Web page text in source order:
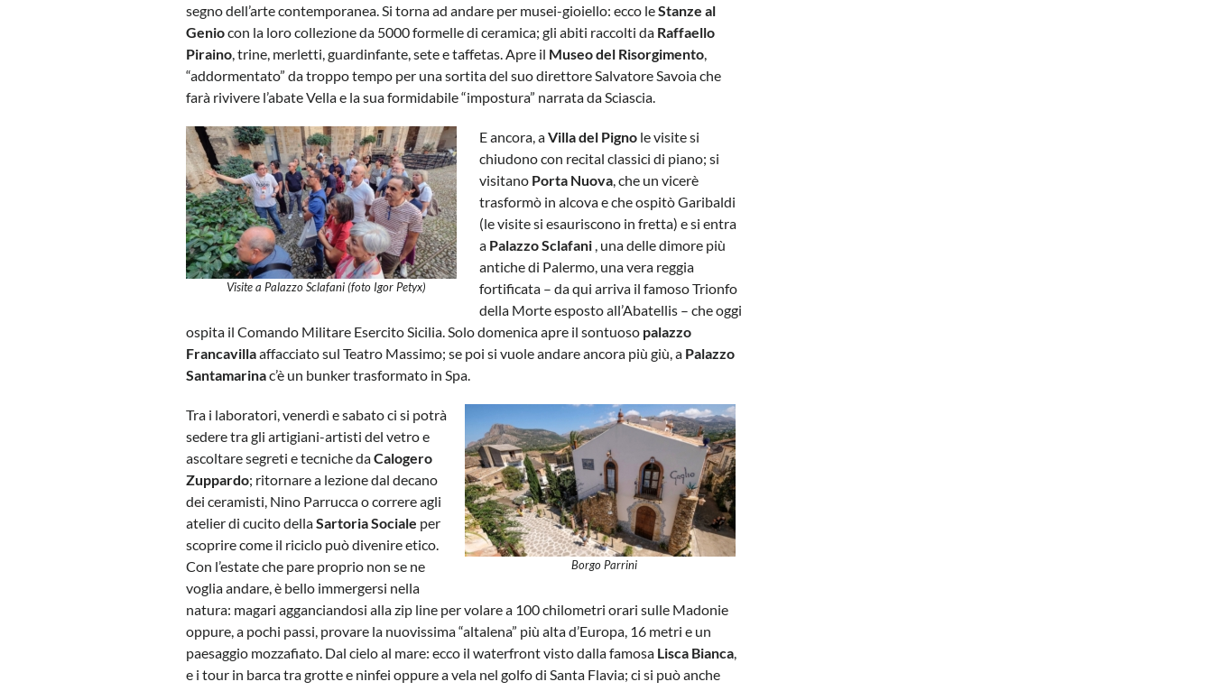
segno dell’arte contemporanea. Si torna ad andare per musei-gioiello: ecco leStanze al
Geniocon la loro collezione da 5000 formelle di ceramica; gli abiti raccolti da Raffaello
Piraino , trine, merletti, guardinfante, sete e taffetas. Apre il Museo del Risorgimento
“addormentato” da troppo tempo per una sortita del suo direttore Salvatore Savoia che
farà rivivere l’abate Vella e la sua formidabile “impostura” narrata da Sciascia.
Visite a Palazzo Sclafani (foto Igor Petyx)
E ancora, aVilla del Pigno le visite si
chiudono con recital classici di piano; si
visitano Porta Nuova , che un vicerè
trasformò in alcova e che ospitò Garibaldi
(le visite si esauriscono in fretta) e si entra
a Palazzo Sclafani , una delle dimore più
antiche di Palermo, una vera reggia
fortificata – da qui arriva il famoso Trionfo
della Morte esposto all’Abatellis – che oggi
ospita il Comando Militare Esercito Sicilia. Solo domenica apre il sontuoso palazzo
Francavillaaffacciato sul Teatro Massimo; se poi si vuole andare ancora più giù, a Palazzo
Santamarinac’è un bunker trasformato in Spa.
Borgo Parrini
Tra i laboratori, venerdì e sabato ci si potrà
sedere tra gli artigiani-artisti del vetro e
ascoltare segreti e tecniche daCalogero
Zuppardo; ritornare a lezione dal decano
dei ceramisti, Nino Parrucca o correre agli
atelier di cucito dellaSartoria Sociale per
scoprire come il riciclo può divenire etico.
Con l’estate che pare proprio non se ne
voglia andare, è bello immergersi nella
natura: magari agganciandosi alla zip line per volare a 100 chilometri orari sulle Madonie
oppure, a pochi passi, provare la nuovissima “altalena” più alta d’Europa, 16 metri e un
paesaggio mozzafiato. Dal cielo al mare: ecco il waterfront visto dalla famosa Lisca Bianca
e i tour in barca tra grotte e ninfei oppure a vela nel golfo di Santa Flavia; ci si può anche